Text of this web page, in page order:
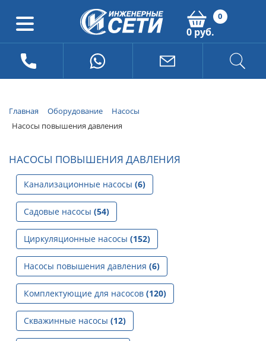
0
0 руб.
Главная Оборудование
Насосы
Насосы повышения давления
НАСОСЫ ПОВЫШЕНИЯ ДАВЛЕНИЯ
Канализационные насосы (6)
Садовые насосы (54)
Циркуляционные насосы (152)
Насосы повышения давления (6)
Комплектующие для насосов (120)
Скважинные насосы (12)